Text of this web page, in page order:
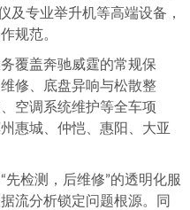
及专业举升机等高端设备，
规范。
务覆盖奔驰威霆的常规保
修、底盘异响与松散整
空调系统维护等全车项
惠城、仲恺、惠阳、大亚
“先检测，后维修”的透明化服
流分析锁定问题根源。同